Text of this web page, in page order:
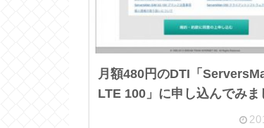
月額480円のDTI「
LTE 100」に申し込んでみま